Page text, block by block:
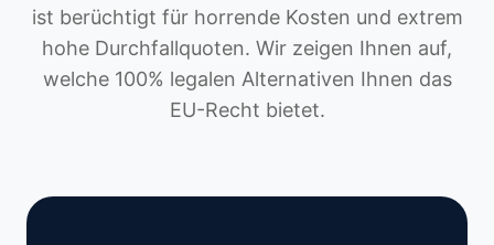
ist berüchtigt für horrende Kosten und extrem
hohe Durchfallquoten. Wir zeigen Ihnen auf,
welche 100% legalen Alternativen Ihnen das
EU-Recht bietet.